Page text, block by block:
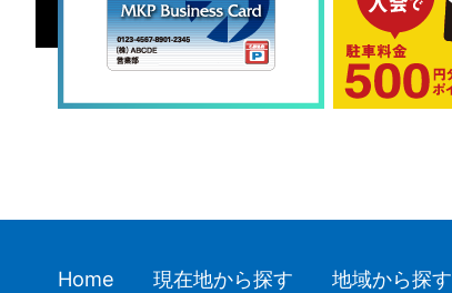
Home 現在地から探す 地域から探す